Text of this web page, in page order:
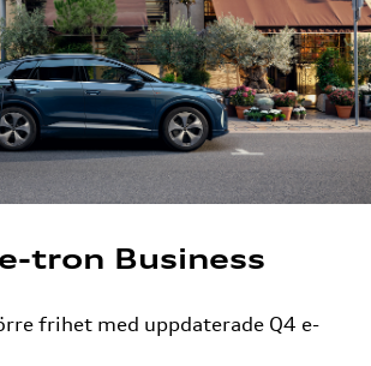
tron Business
frihet med uppdaterade Q4 e-